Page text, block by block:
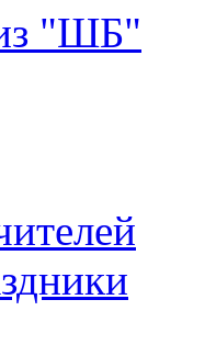
"ШБ"